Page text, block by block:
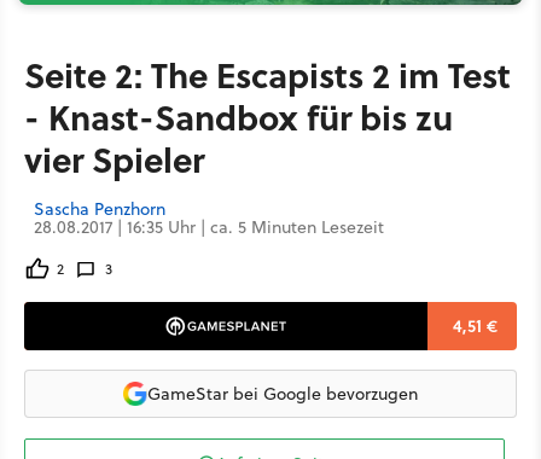
Seite 2: The Escapists 2 im Test
- Knast-Sandbox für bis zu
vier Spieler
Sascha Penzhorn
28.08.2017 | 16:35 Uhr | ca. 5 Minuten Lesezeit
2 3
4,51 €
GameStar bei Google bevorzugen